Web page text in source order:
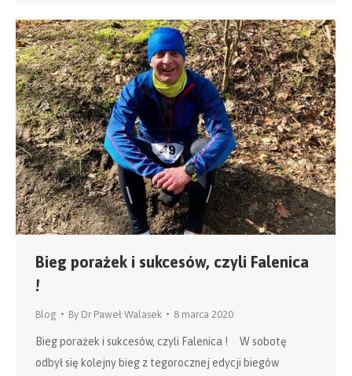
Bieg porażek i sukcesów, czyli Falenica
!
Blog By Dr Paweł Walasek 8 marca 2020
Bieg porażek i sukcesów, czyli Falenica ! W sobotę
odbył się kolejny bieg z tegorocznej edycji biegów